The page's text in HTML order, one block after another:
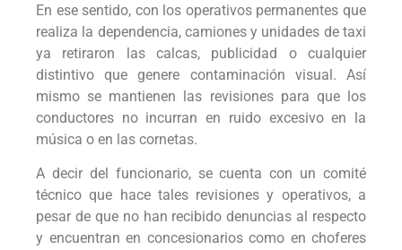
En ese sentido, con los operativos permanentes que
realiza la dependencia, camiones y unidades de taxi
ya retiraron las calcas, publicidad o cualquier
distintivo que genere contaminación visual. Así
mismo se mantienen las revisiones para que los
conductores no incurran en ruido excesivo en la
música o en las cornetas.
A decir del funcionario, se cuenta con un comité
técnico que hace tales revisiones y operativos, a
pesar de que no han recibido denuncias al respecto
y encuentran en concesionarios como en choferes